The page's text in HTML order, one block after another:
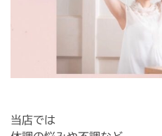
当店では